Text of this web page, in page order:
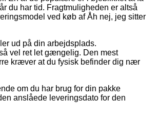
du har tid. Fragtmuligheden er altså
ved køb af Åh nej, jeg sitter
ud på din arbejdsplads.
vel ret let gængelig. Den mest
kræver at du fysisk befinder dig nær
om du har brug for din pakke
anslåede leveringsdato for den